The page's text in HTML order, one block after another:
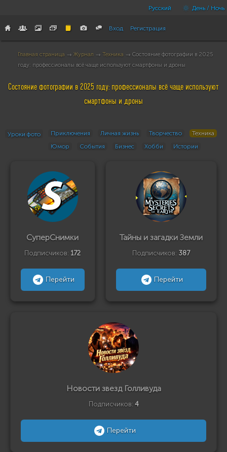
Русский День / Ночь
Вход Регистрация
Главная страница → Журнал → Техника → Состояние фотографии в 2025
году: профессионалы всё чаще используют смартфоны и дроны
Состояние фотографии в 2025 году: профессионалы всё чаще используют
смартфоны и дроны
Уроки фото Приключения Личная жизнь Творчество
Техника
Юмор
События Бизнес Хобби Истории
СуперСнимки
Подписчиков: 172
Перейти
Тайны и загадки Земли
Подписчиков: 387
Перейти
Новости звезд Голливуда
Подписчиков: 4
Перейти